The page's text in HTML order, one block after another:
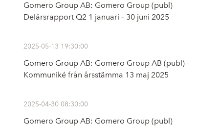
Gomero Group AB: Gomero Group (publ)
Delårsrapport Q2 1 januari – 30 juni 2025
2025-05-13 19:30:00
Gomero Group AB: Gomero Group AB (publ) –
Kommuniké från årsstämma 13 maj 2025
2025-04-30 08:30:00
Gomero Group AB: Gomero Group (publ)